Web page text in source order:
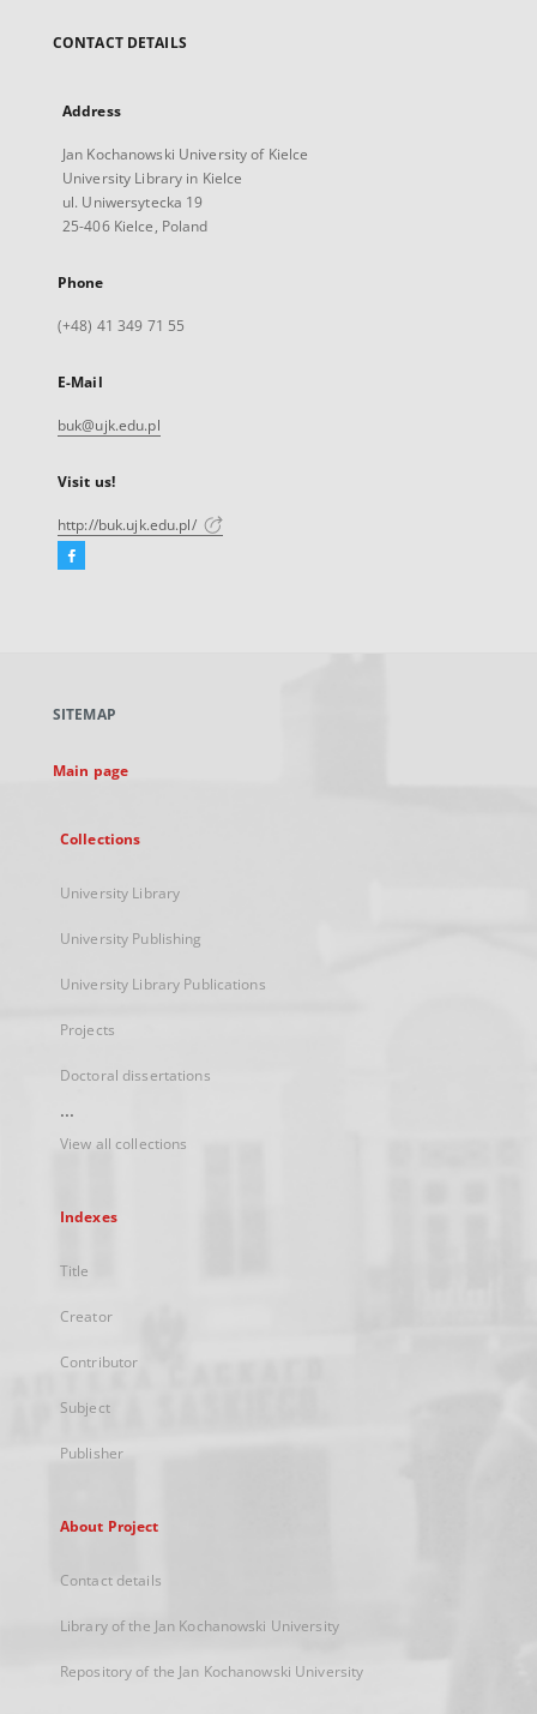
CONTACT DETAILS
Address
Jan Kochanowski University of Kielce
University Library in Kielce
ul. Uniwersytecka 19
25-406 Kielce, Poland
Phone
(+48) 41 349 71 55
E-Mail
buk@ujk.edu.pl
Visit us!
http://buk.ujk.edu.pl/
Facebook
new
SITEMAP
Main page
Collections
University Library
University Publishing
University Library Publications
Projects
Doctoral dissertations
...
View all collections
Indexes
Title
Creator
Contributor
Subject
Publisher
About Project
Contact details
Library of the Jan Kochanowski University
Repository of the Jan Kochanowski University